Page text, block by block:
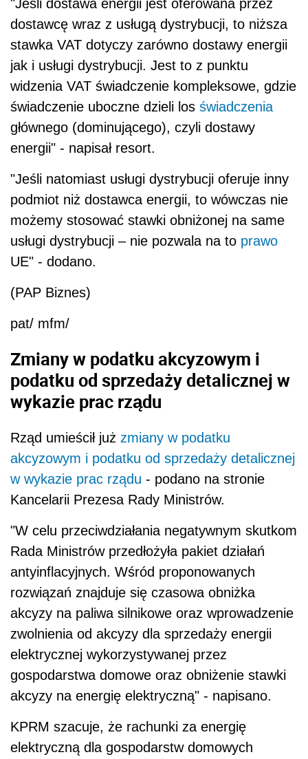
"Jeśli dostawa energii jest oferowana przez
dostawcę wraz z usługą dystrybucji, to niższa
stawka VAT dotyczy zarówno dostawy energii
jak i usługi dystrybucji. Jest to z punktu
widzenia VAT świadczenie kompleksowe, gdzie
świadczenie uboczne dzieli los świadczenia
głównego (dominującego), czyli dostawy
energii" - napisał resort.
"Jeśli natomiast usługi dystrybucji oferuje inny
podmiot niż dostawca energii, to wówczas nie
możemy stosować stawki obniżonej na same
usługi dystrybucji – nie pozwala na to prawo
UE" - dodano.
(PAP Biznes)
pat/ mfm/
Zmiany w podatku akcyzowym i
podatku od sprzedaży detalicznej w
wykazie prac rządu
Rząd umieścił już zmiany w podatku
akcyzowym i podatku od sprzedaży detalicznej
w wykazie prac rządu - podano na stronie
Kancelarii Prezesa Rady Ministrów.
"W celu przeciwdziałania negatywnym skutkom
Rada Ministrów przedłożyła pakiet działań
antyinflacyjnych. Wśród proponowanych
rozwiązań znajduje się czasowa obniżka
akcyzy na paliwa silnikowe oraz wprowadzenie
zwolnienia od akcyzy dla sprzedaży energii
elektrycznej wykorzystywanej przez
gospodarstwa domowe oraz obniżenie stawki
akcyzy na energię elektryczną" - napisano.
KPRM szacuje, że rachunki za energię
elektryczną dla gospodarstw domowych